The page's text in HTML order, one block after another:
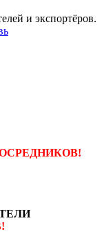
и экспортёров.